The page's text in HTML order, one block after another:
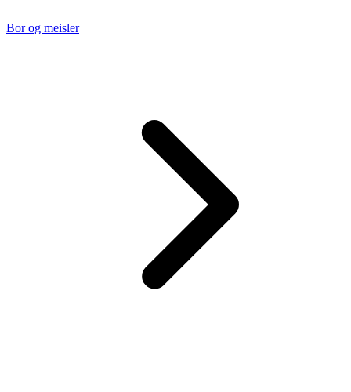
Bor og meisler